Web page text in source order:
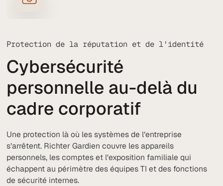
Protection de la réputation et de l'identité
Cybersécurité
personnelle au-delà du
cadre corporatif
Une protection là où les systèmes de l’entreprise
s’arrêtent. Richter Gardien couvre les appareils
personnels, les comptes et l’exposition familiale qui
échappent au périmètre des équipes TI et des fonctions
de sécurité internes.